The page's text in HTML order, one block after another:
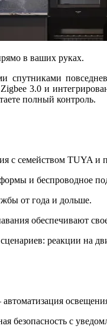
в ваших руках.
спутниками
3.0 и
полный контроль.
с семейством TUYA и
и беспроводное
от года и дольше.
обеспечивают
реакции на
безопасность с